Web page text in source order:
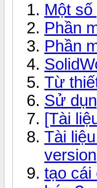
Một
Phần
Phần
Từ
Sử
[Tài
Tài
version
tạo cái